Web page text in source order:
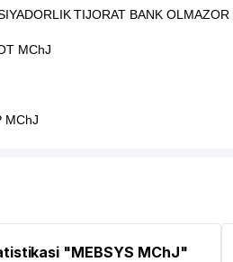
TIJORAT BANK OLMAZOR
MChJ
MChJ
"MEBSYS MChJ"